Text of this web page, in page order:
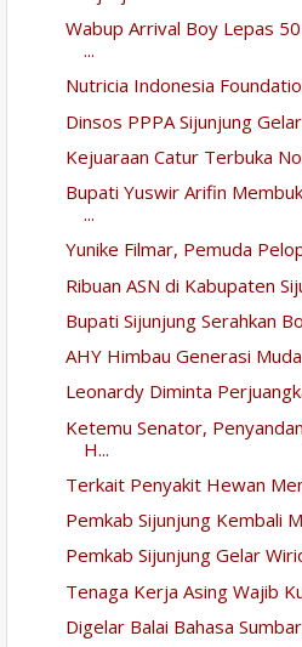
Wabup Arrival Boy Lepas
...
Nutricia Indonesia
Dinsos PPPA Sijunjung
Kejuaraan Catur Terbuka
Bupati Yuswir Arifin
...
Yunike Filmar, Pemuda
Ribuan ASN di Kabupaten
Bupati Sijunjung Serahkan
AHY Himbau Generasi
Leonardy Diminta
Ketemu Senator,
H...
Terkait Penyakit Hewan
Pemkab Sijunjung Kembali
Pemkab Sijunjung Gelar
Tenaga Kerja Asing Wajib
Digelar Balai Bahasa